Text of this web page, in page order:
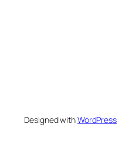
Designed withWordPress